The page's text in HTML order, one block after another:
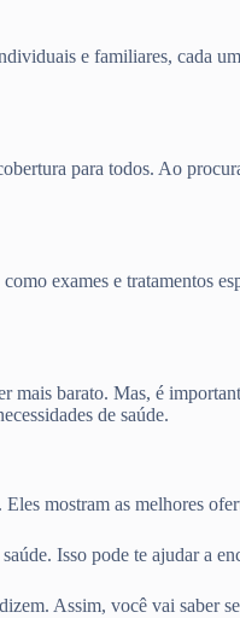
e familiares, cada
para todos. Ao
exames e tratamentos
barato. Mas, é
de saúde.
mostram as melhores
Isso pode te ajudar a
Assim, você vai saber